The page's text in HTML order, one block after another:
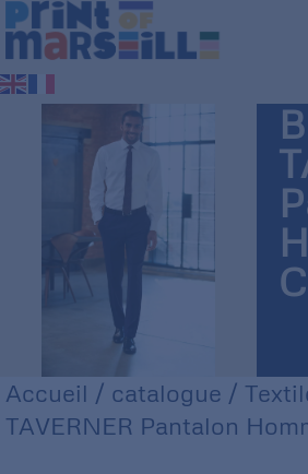
Accueil / catalogue /
TAVERNER Pantalon